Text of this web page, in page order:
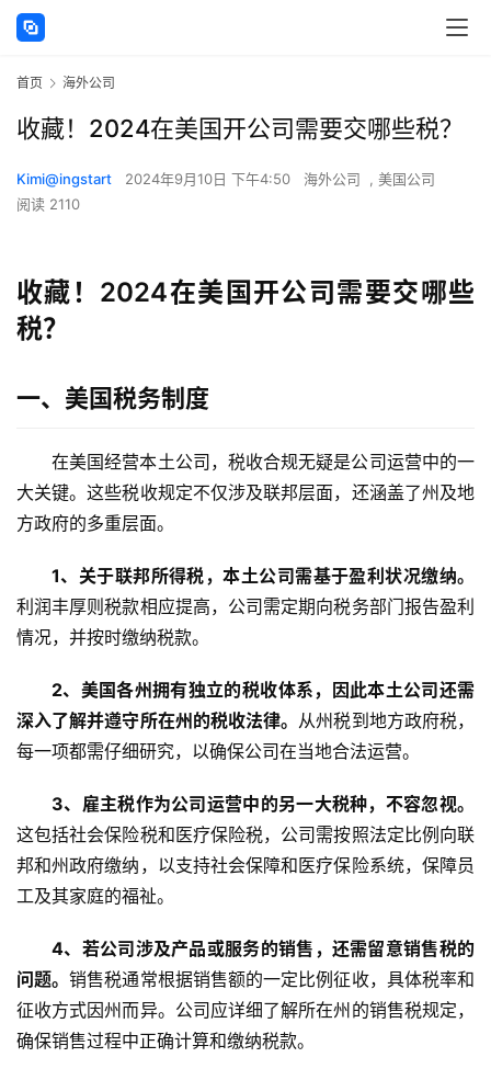
首页 海外公司
收藏！2024在美国开公司需要交哪些税？
Kimi@ingstart 2024年9月10日 下午4:50 海外公司 , 美国公司
阅读 2110
收藏！2024在美国开公司需要交哪些
税？
一、美国税务制度
在美国经营本土公司，税收合规无疑是公司运营中的一
大关键。这些税收规定不仅涉及联邦层面，还涵盖了州及地
方政府的多重层面。
1、关于联邦所得税，本土公司需基于盈利状况缴纳。
利润丰厚则税款相应提高，公司需定期向税务部门报告盈利
情况，并按时缴纳税款。
2、美国各州拥有独立的税收体系，因此本土公司还需
深入了解并遵守所在州的税收法律。 从州税到地方政府税，
每一项都需仔细研究，以确保公司在当地合法运营。
3、雇主税作为公司运营中的另一大税种，不容忽视。
这包括社会保险税和医疗保险税，公司需按照法定比例向联
邦和州政府缴纳，以支持社会保障和医疗保险系统，保障员
工及其家庭的福祉。
4、若公司涉及产品或服务的销售，还需留意销售税的
问题。销售税通常根据销售额的一定比例征收，具体税率和
征收方式因州而异。公司应详细了解所在州的销售税规定，
确保销售过程中正确计算和缴纳税款。